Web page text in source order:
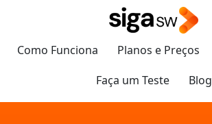
Como Funciona Planos e Preços
Faça um Teste
Blog